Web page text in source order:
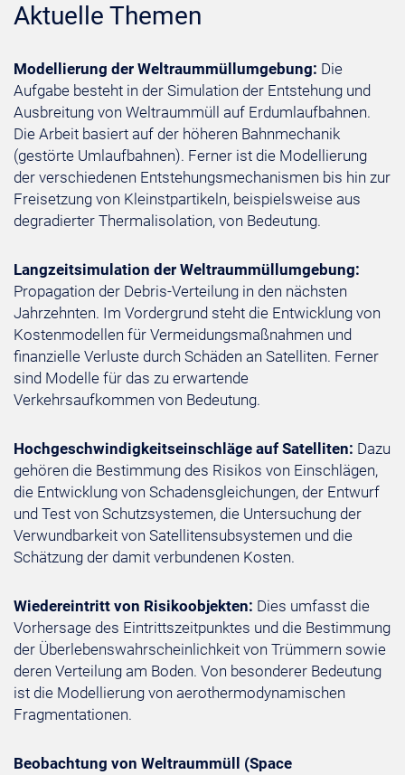
Aktuelle Themen
Modellierung der Weltraummüllumgebung: Die
Aufgabe besteht in der Simulation der Entstehung und
Ausbreitung von Weltraummüll auf Erdumlaufbahnen.
Die Arbeit basiert auf der höheren Bahnmechanik
(gestörte Umlaufbahnen). Ferner ist die Modellierung
der verschiedenen Entstehungsmechanismen bis hin zur
Freisetzung von Kleinstpartikeln, beispielsweise aus
degradierter Thermalisolation, von Bedeutung.
Langzeitsimulation der Weltraummüllumgebung:
Propagation der Debris-Verteilung in den nächsten
Jahrzehnten. Im Vordergrund steht die Entwicklung von
Kostenmodellen für Vermeidungsmaßnahmen und
finanzielle Verluste durch Schäden an Satelliten. Ferner
sind Modelle für das zu erwartende
Verkehrsaufkommen von Bedeutung.
Hochgeschwindigkeitseinschläge auf Satelliten: Dazu
gehören die Bestimmung des Risikos von Einschlägen,
die Entwicklung von Schadensgleichungen, der Entwurf
und Test von Schutzsystemen, die Untersuchung der
Verwundbarkeit von Satellitensubsystemen und die
Schätzung der damit verbundenen Kosten.
Wiedereintritt von Risikoobjekten: Dies umfasst die
Vorhersage des Eintrittszeitpunktes und die Bestimmung
der Überlebenswahrscheinlichkeit von Trümmern sowie
deren Verteilung am Boden. Von besonderer Bedeutung
ist die Modellierung von aerothermodynamischen
Fragmentationen.
Beobachtung von Weltraummüll (Space